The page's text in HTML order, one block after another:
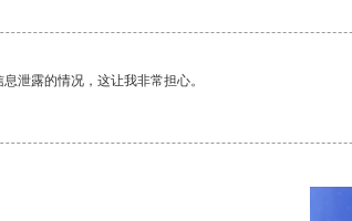
泄露的情况，这让我非常担心。